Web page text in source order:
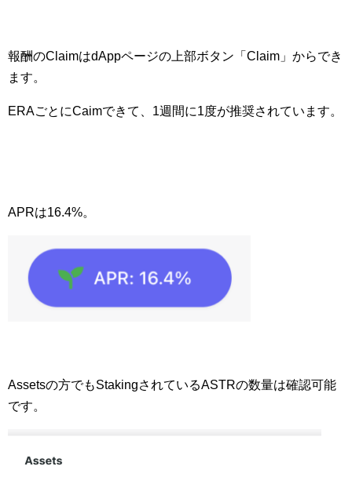
報酬のClaimはdAppページの上部ボタン「Claim」からでき
ます。
ERAごとにCaimできて、1週間に1度が推奨されています。
APRは16.4%。
Assetsの方でもStakingされているASTRの数量は確認可能
です。